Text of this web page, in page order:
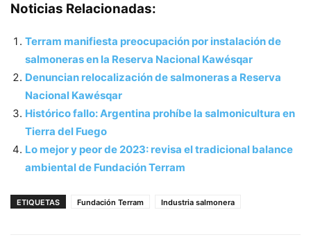
Noticias Relacionadas:
Terram manifiesta preocupación por instalación de
salmoneras en la Reserva Nacional Kawésqar
Denuncian relocalización de salmoneras a Reserva
Nacional Kawésqar
Histórico fallo: Argentina prohíbe la salmonicultura en
Tierra del Fuego
Lo mejor y peor de 2023: revisa el tradicional balance
ambiental de Fundación Terram
ETIQUETAS Fundación Terram Industria salmonera